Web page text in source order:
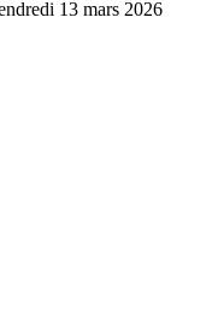
13 mars 2026